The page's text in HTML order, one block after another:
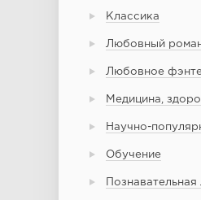
Классика
Любовный
Любовное
Медицина,
Научно-
Обучение